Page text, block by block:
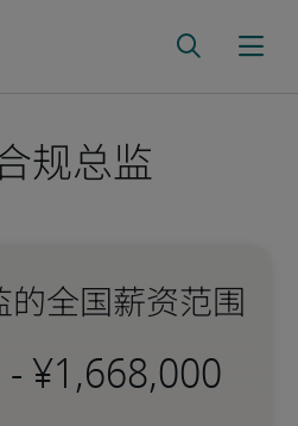
规总监
全国薪资范围
-